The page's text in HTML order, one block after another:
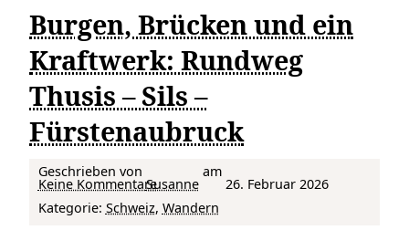
Burgen, Brücken und ein
Kraftwerk: Rundweg
Thusis – Sils –
Fürstenaubruck
Geschrieben von
Susanne
am
26. Februar 2026
Keine Kommentarezu Burgen, Brücken und ein Kraftwerk: Rundweg Thusis – Sils – Fürstenaubruck
Kategorie: Schweiz, Wandern